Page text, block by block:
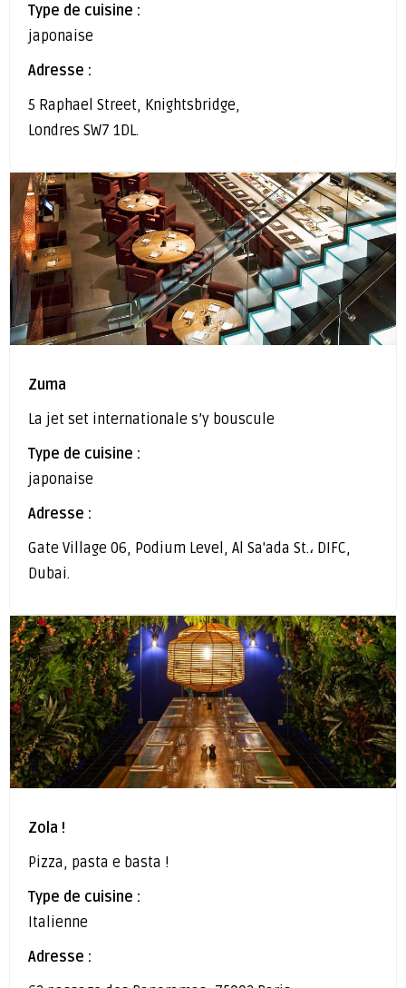
Type de cuisine :
japonaise
Adresse :
5 Raphael Street, Knightsbridge,
Londres SW7 1DL.
Zuma
La jet set internationale s’y bouscule
Type de cuisine :
japonaise
Adresse :
Gate Village 06, Podium Level, Al Sa'ada St.، DIFC,
Dubai.
Zola !
Pizza, pasta e basta !
Type de cuisine :
Italienne
Adresse :